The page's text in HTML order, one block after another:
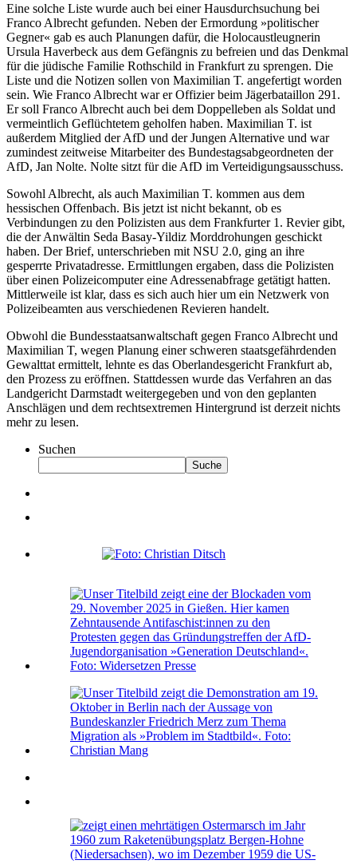
Eine solche Liste wurde auch bei einer Hausdurchsuchung bei
Franco Albrecht gefunden. Neben der Ermordung »politischer
Gegner« gab es auch Planungen dafür, die Holocaustleugnerin
Ursula Haverbeck aus dem Gefängnis zu befreien und das Denkmal
für die jüdische Familie Rothschild in Frankfurt zu sprengen. Die
Liste und die Notizen sollen von Maximilian T. angefertigt worden
sein. Wie Franco Albrecht war er Offizier beim Jägerbataillon 291.
Er soll Franco Albrecht auch bei dem Doppelleben als Soldat und
vermeintlich Geflüchtetem geholfen haben. Maximilian T. ist
außerdem Mitglied der AfD und der Jungen Alternative und war
zumindest zeitweise Mitarbeiter des Bundestagsabgeordneten der
AfD, Jan Nolte. Nolte sitzt für die AfD im Verteidigungsausschuss.
Sowohl Albrecht, als auch Maximilian T. kommen aus dem
hessischen Offenbach. Bis jetzt ist nicht bekannt, ob es
Verbindungen zu den Polizisten aus dem Frankfurter 1. Revier gibt,
die der Anwältin Seda Basay-Yildiz Morddrohungen geschickt
haben. Der Brief, unterschrieben mit NSU 2.0, ging an ihre
gesperrte Privatadresse. Ermittlungen ergaben, dass die Polizisten
über einen Polizeicomputer eine Adressenabfrage getätigt hatten.
Mittlerweile ist klar, dass es sich auch hier um ein Netzwerk von
Polizeibeamten aus verschiedenen Revieren handelt.
Obwohl die Bundesstaatsanwaltschaft gegen Franco Albrecht und
Maximilian T, wegen Planung einer schweren staatsgefährdenden
Gewalttat ermittelt, lehnte es das Oberlandesgericht Frankfurt ab,
den Prozess zu eröffnen. Stattdessen wurde das Verfahren an das
Landgericht Darmstadt weitergegeben und von den geplanten
Anschlägen und dem rechtsextremen Hintergrund ist derzeit nichts
mehr zu lesen.
Suchen
Suche